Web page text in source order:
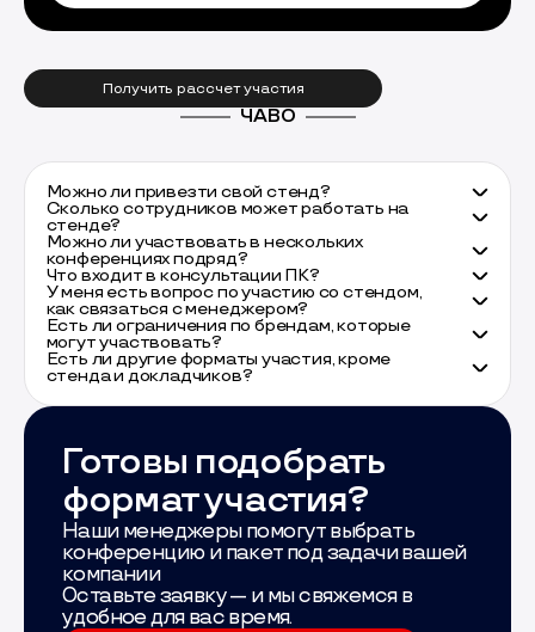
Получить рассчет участия
ЧАВО
Можно ли привезти свой стенд?
Сколько сотрудников может работать на
стенде?
Можно ли участвовать в нескольких
конференциях подряд?
Что входит в консультации ПК?
У меня есть вопрос по участию со стендом,
как связаться с менеджером?
Есть ли ограничения по брендам, которые
могут участвовать?
Есть ли другие форматы участия, кроме
стенда и докладчиков?
Готовы подобрать
формат участия?
Наши менеджеры помогут выбрать
конференцию и пакет под задачи вашей
компании
Оставьте заявку — и мы свяжемся в
удобное для вас время.